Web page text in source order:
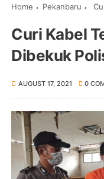
Home Pekanbaru
Curi Kabel
Dibekuk
AUGUST 17, 2021 0